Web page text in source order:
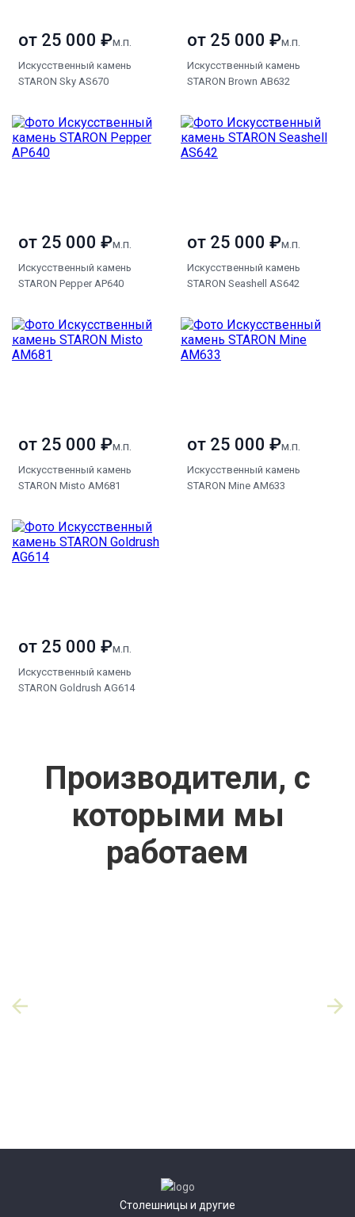
от 25 000 ₽м.п.
Искусственный камень
STARON Sky AS670
от 25 000 ₽м.п.
Искусственный камень
STARON Brown AB632
от 25 000 ₽м.п.
Искусственный камень
STARON Pepper AP640
от 25 000 ₽м.п.
Искусственный камень
STARON Seashell AS642
от 25 000 ₽м.п.
Искусственный камень
STARON Misto AM681
от 25 000 ₽м.п.
Искусственный камень
STARON Mine AM633
от 25 000 ₽м.п.
Искусственный камень
STARON Goldrush AG614
Производители, с
которыми мы
работаем
Столешницы и другие